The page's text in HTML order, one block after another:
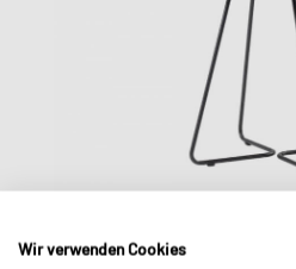
Wir verwenden Cookies